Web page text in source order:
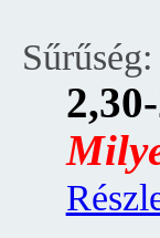
Sűrűség: